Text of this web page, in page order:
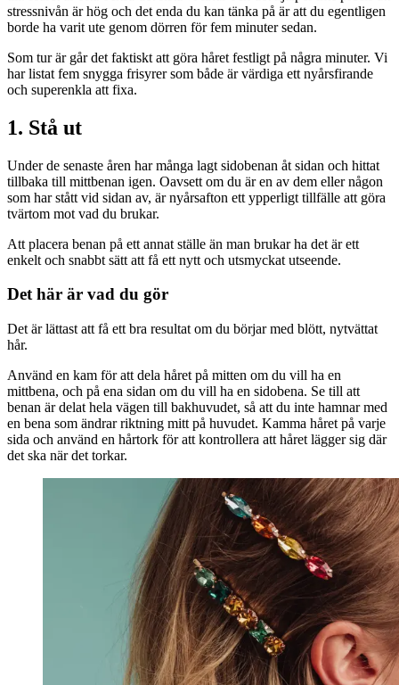
stressnivån är hög och det enda du kan tänka på är att du egentligen
borde ha varit ute genom dörren för fem minuter sedan.
Som tur är går det faktiskt att göra håret festligt på några minuter. Vi
har listat fem snygga frisyrer som både är värdiga ett nyårsfirande
och superenkla att fixa.
1. Stå ut
Under de senaste åren har många lagt sidobenan åt sidan och hittat
tillbaka till mittbenan igen. Oavsett om du är en av dem eller någon
som har stått vid sidan av, är nyårsafton ett ypperligt tillfälle att göra
tvärtom mot vad du brukar.
Att placera benan på ett annat ställe än man brukar ha det är ett
enkelt och snabbt sätt att få ett nytt och utsmyckat utseende.
Det här är vad du gör
Det är lättast att få ett bra resultat om du börjar med blött, nytvättat
hår.
Använd en kam för att dela håret på mitten om du vill ha en
mittbena, och på ena sidan om du vill ha en sidobena. Se till att
benan är delat hela vägen till bakhuvudet, så att du inte hamnar med
en bena som ändrar riktning mitt på huvudet. Kamma håret på varje
sida och använd en hårtork för att kontrollera att håret lägger sig där
det ska när det torkar.